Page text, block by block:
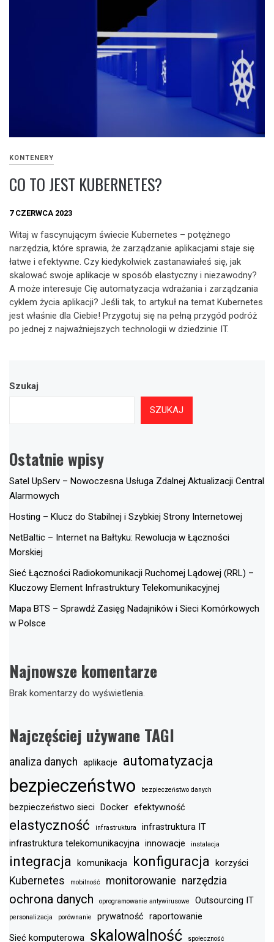
KONTENERY
CO TO JEST KUBERNETES?
7 CZERWCA 2023
Witaj w fascynującym świecie Kubernetes – potężnego
narzędzia, które sprawia, że zarządzanie aplikacjami staje się
łatwe i efektywne. Czy kiedykolwiek zastanawiałeś się, jak
skalować swoje aplikacje w sposób elastyczny i niezawodny?
A może interesuje Cię automatyzacja wdrażania i zarządzania
cyklem życia aplikacji? Jeśli tak, to artykuł na temat Kubernetes
jest właśnie dla Ciebie! Przygotuj się na pełną przygód podróż
po jednej z najważniejszych technologii w dziedzinie IT.
Szukaj
SZUKAJ
Ostatnie wpisy
Satel UpServ – Nowoczesna Usługa Zdalnej Aktualizacji Central
Alarmowych
Hosting – Klucz do Stabilnej i Szybkiej Strony Internetowej
NetBaltic – Internet na Bałtyku: Rewolucja w Łączności
Morskiej
Sieć Łączności Radiokomunikacji Ruchomej Lądowej (RRL) –
Kluczowy Element Infrastruktury Telekomunikacyjnej
Mapa BTS – Sprawdź Zasięg Nadajników i Sieci Komórkowych
w Polsce
Najnowsze komentarze
Brak komentarzy do wyświetlenia.
Najczęściej używane TAGI
analiza danych aplikacje automatyzacja
bezpieczeństwo bezpieczeństwo danych
bezpieczeństwo sieci Docker efektywność
elastyczność infrastruktura
infrastruktura IT
infrastruktura telekomunikacyjna innowacje instalacja
integracja komunikacja konfiguracja korzyści
Kubernetes mobilność monitorowanie narzędzia
ochrona danych oprogramowanie antywirusowe Outsourcing IT
personalizacja porównanie prywatność raportowanie
Sieć komputerowa skalowalność społeczność